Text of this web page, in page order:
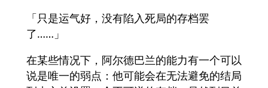
「只是运气好，没有陷入死局的存档罢
了……」
在某些情况下，阿尔德巴兰的能力有一个可以
说是唯一的弱点：他可能会在无法避免的结局